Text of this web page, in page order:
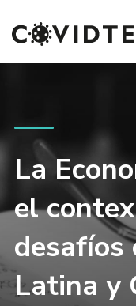
La
el
desafíos
Latina y